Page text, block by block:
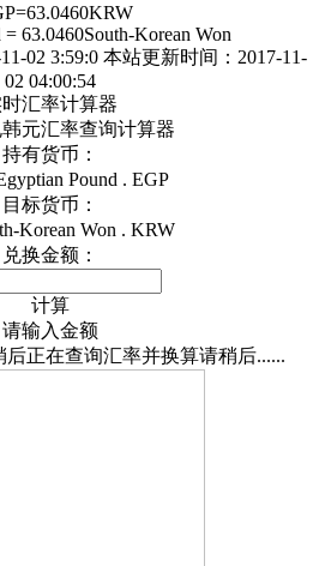
=63.0460KRW
= 63.0460South-Korean Won
02 3:59:0 本站更新时间：2017-11-
02 04:00:54
汇率计算器
元汇率查询计算器
持有货币：
Pound . EGP
目标货币：
Korean Won . KRW
兑换金额：
计算
请输入金额
正在查询汇率并换算请稍后......